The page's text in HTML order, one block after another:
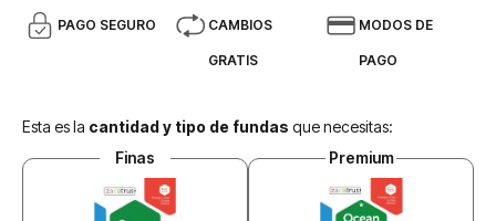
PAGO SEGURO CAMBIOS
GRATIS
MODOS DE
PAGO
Esta es la cantidad y tipo de fundas que necesitas:
Finas
Premium